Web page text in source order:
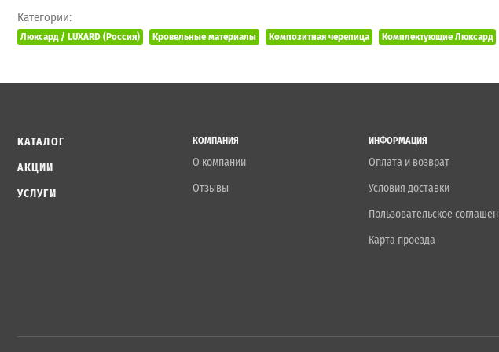
Категории:
Люксард / LUXARD (Россия) Кровельные материалы Композитная черепица Комплектующие Люксард
КАТАЛОГ
АКЦИИ
УСЛУГИ
КОМПАНИЯ
О компании
Отзывы
ИНФОРМАЦИЯ
Оплата и возврат
Условия доставки
Пользовательское
Карта проезда